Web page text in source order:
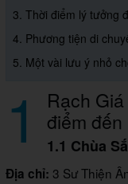
3. Thời điểm lý tưởng
4. Phương tiện di
5. Một vài lưu ý nhỏ
1 Rạch
điểm
1.1 Chùa
Địa chỉ: 3 Sư Thiện